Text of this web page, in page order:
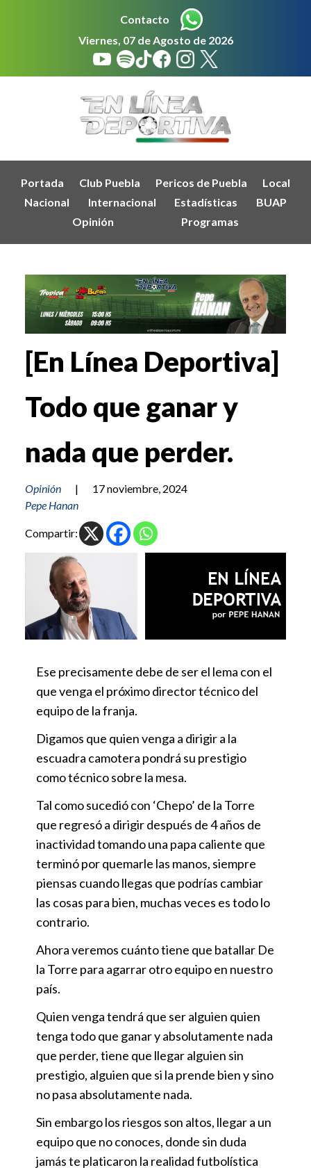
Contacto
Viernes, 07 de Agosto de 2026
Portada Club Puebla Pericos de Puebla
Local
Nacional
Internacional Estadísticas
BUAP
Opinión
Programas
[En Línea Deportiva]
Todo que ganar y
nada que perder.
Opinión |
17 noviembre, 2024
Pepe Hanan
Compartir:
Ese precisamente debe de ser el lema con el
que venga el próximo director técnico del
equipo de la franja.
Digamos que quien venga a dirigir a la
escuadra camotera pondrá su prestigio
como técnico sobre la mesa.
Tal como sucedió con ‘Chepo’ de la Torre
que regresó a dirigir después de 4 años de
inactividad tomando una papa caliente que
terminó por quemarle las manos, siempre
piensas cuando llegas que podrías cambiar
las cosas para bien, muchas veces es todo lo
contrario.
Ahora veremos cuánto tiene que batallar De
la Torre para agarrar otro equipo en nuestro
país.
Quien venga tendrá que ser alguien quien
tenga todo que ganar y absolutamente nada
que perder, tiene que llegar alguien sin
prestigio, alguien que si la prende bien y sino
no pasa absolutamente nada.
Sin embargo los riesgos son altos, llegar a un
equipo que no conoces, donde sin duda
jamás te platicaron la realidad futbolística